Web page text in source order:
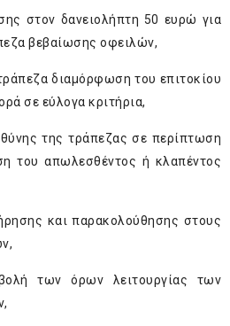
στον δανειολήπτη 50 ευρώ για
βεβαίωσης οφειλών,
διαμόρφωση του επιτοκίου
σε εύλογα κριτήρια,
της τράπεζας σε περίπτωση
του απωλεσθέντος ή κλαπέντος
και παρακολούθησης στους
των όρων λειτουργίας των